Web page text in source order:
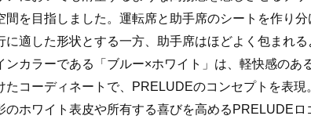
間を目指しました。運転席と助手席のシートを作り
に適した形状とする一方、助手席はほどよく包まれ
ンカラーである「ブルー×ホワイト」は、軽快感のあ
たコーディネートで、PRELUDEのコンセプトを表
のホワイト表皮や所有する喜びを高めるPRELUDE